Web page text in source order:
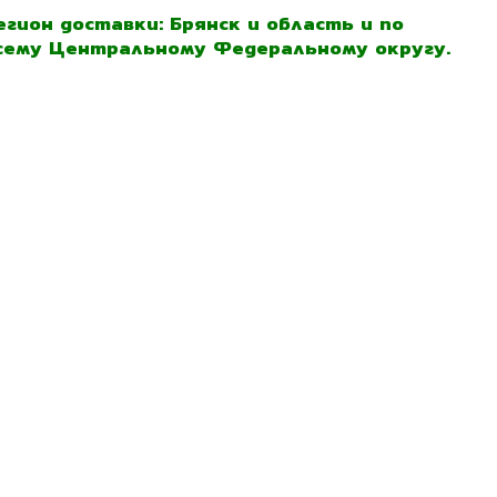
доставки: Брянск и область и по
Центральному Федеральному округу.